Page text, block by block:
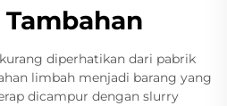
diperhatikan dari pabrik
limbah menjadi barang yang
dicampur dengan slurry